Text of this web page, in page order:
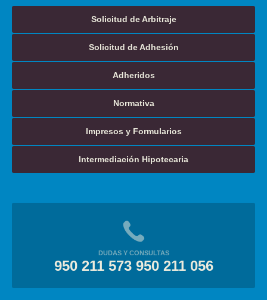
Solicitud de Arbitraje
Solicitud de Adhesión
Adheridos
Normativa
Impresos y Formularios
Intermediación Hipotecaria
DUDAS Y CONSULTAS
950 211 573 950 211 056